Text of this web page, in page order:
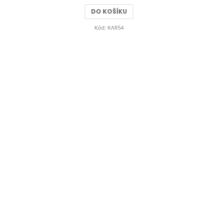
z
5
hvězdiček.
DO KOŠÍKU
Kód: KAR54